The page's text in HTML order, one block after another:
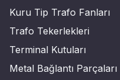
Kuru Tip Trafo Fanları
Trafo Tekerlekleri
Terminal Kutuları
Metal Bağlantı Parçaları